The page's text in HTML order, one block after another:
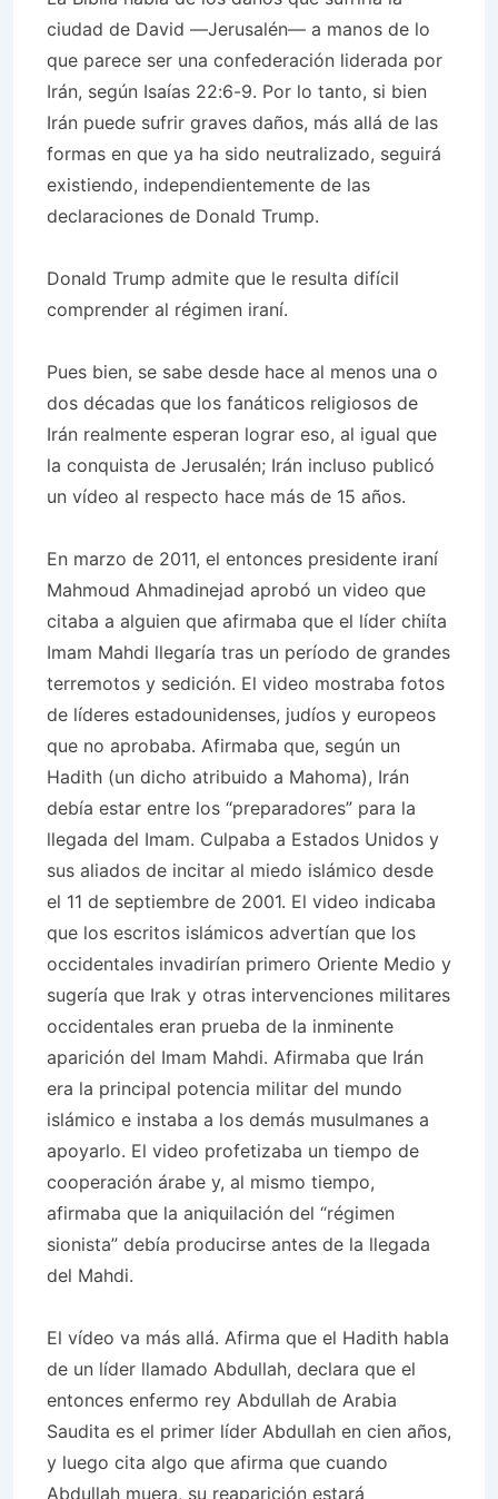
ciudad de David —Jerusalén— a manos de lo
que parece ser una confederación liderada por
Irán, según Isaías 22:6-9. Por lo tanto, si bien
Irán puede sufrir graves daños, más allá de las
formas en que ya ha sido neutralizado, seguirá
existiendo, independientemente de las
declaraciones de Donald Trump.
Donald Trump admite que le resulta difícil
comprender al régimen iraní.
Pues bien, se sabe desde hace al menos una o
dos décadas que los fanáticos religiosos de
Irán realmente esperan lograr eso, al igual que
la conquista de Jerusalén; Irán incluso publicó
un vídeo al respecto hace más de 15 años.
En marzo de 2011, el entonces presidente iraní
Mahmoud Ahmadinejad aprobó un video que
citaba a alguien que afirmaba que el líder chiíta
Imam Mahdi llegaría tras un período de grandes
terremotos y sedición. El video mostraba fotos
de líderes estadounidenses, judíos y europeos
que no aprobaba. Afirmaba que, según un
Hadith (un dicho atribuido a Mahoma), Irán
debía estar entre los “preparadores” para la
llegada del Imam. Culpaba a Estados Unidos y
sus aliados de incitar al miedo islámico desde
el 11 de septiembre de 2001. El video indicaba
que los escritos islámicos advertían que los
occidentales invadirían primero Oriente Medio y
sugería que Irak y otras intervenciones militares
occidentales eran prueba de la inminente
aparición del Imam Mahdi. Afirmaba que Irán
era la principal potencia militar del mundo
islámico e instaba a los demás musulmanes a
apoyarlo. El video profetizaba un tiempo de
cooperación árabe y, al mismo tiempo,
afirmaba que la aniquilación del “régimen
sionista” debía producirse antes de la llegada
del Mahdi.
El vídeo va más allá. Afirma que el Hadith habla
de un líder llamado Abdullah, declara que el
entonces enfermo rey Abdullah de Arabia
Saudita es el primer líder Abdullah en cien años,
y luego cita algo que afirma que cuando
Abdullah muera, su reaparición estará